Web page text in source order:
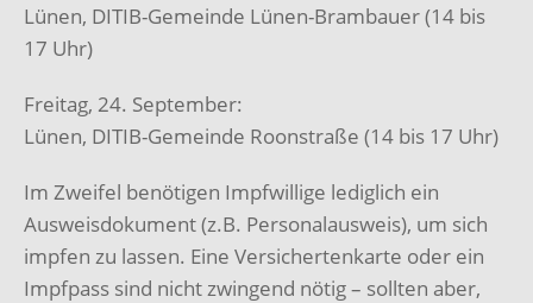
Lünen, DITIB-Gemeinde Lünen-Brambauer (14 bis
17 Uhr)
Freitag, 24. September:
Lünen, DITIB-Gemeinde Roonstraße (14 bis 17 Uhr)
Im Zweifel benötigen Impfwillige lediglich ein
Ausweisdokument (z.B. Personalausweis), um sich
impfen zu lassen. Eine Versichertenkarte oder ein
Impfpass sind nicht zwingend nötig – sollten aber,